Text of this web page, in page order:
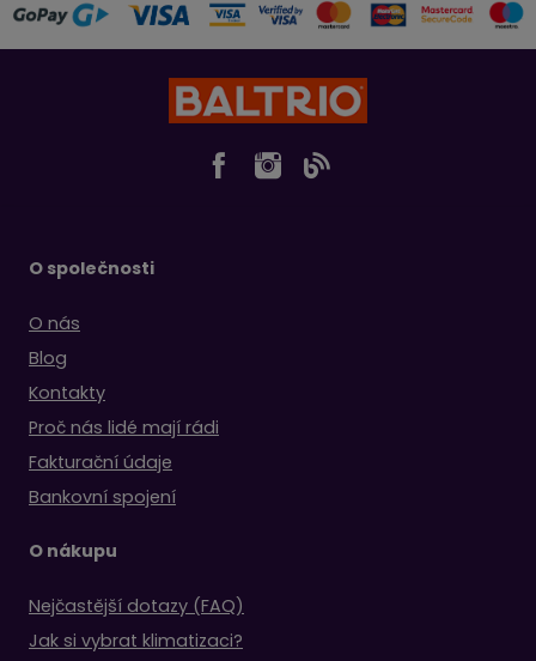
O společnosti
O nás
Blog
Kontakty
Proč nás lidé mají rádi
Fakturační údaje
Bankovní spojení
O nákupu
Nejčastější dotazy (FAQ)
Jak si vybrat klimatizaci?